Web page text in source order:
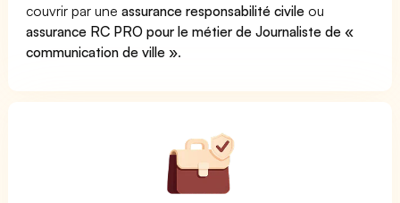
couvrir par uneassurance responsabilité civile ou
assurance RC PRO pour le métier de Journaliste de «
communication de ville ».